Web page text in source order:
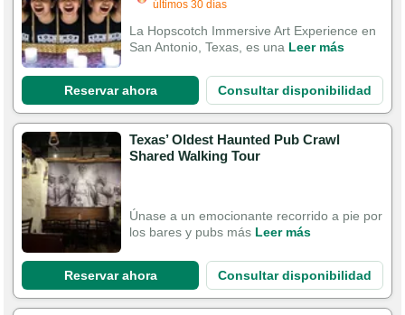
últimos 30 días
La Hopscotch Immersive Art Experience en
San Antonio, Texas, es una Leer más
Reservar ahora Consultar disponibilidad
Texas’ Oldest Haunted Pub Crawl
Shared Walking Tour
Únase a un emocionante recorrido a pie por
los bares y pubs más Leer más
Reservar ahora Consultar disponibilidad